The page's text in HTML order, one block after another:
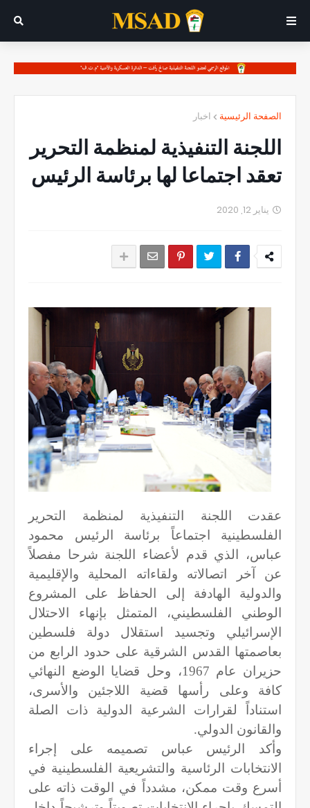
الصفحة الرئيسية اخبار
اللجنة التنفيذية لمنظمة التحرير
تعقد اجتماعا لها برئاسة الرئيس
يناير 12, 2020
عقدت اللجنة التنفيذية لمنظمة التحرير
الفلسطينية اجتماعاً برئاسة الرئيس محمود
عباس، الذي قدم لأعضاء اللجنة شرحا مفصلاً
عن آخر اتصالاته ولقاءاته المحلية والإقليمية
والدولية الهادفة إلى الحفاظ على المشروع
الوطني الفلسطيني، المتمثل بإنهاء الاحتلال
الإسرائيلي وتجسيد استقلال دولة فلسطين
بعاصمتها القدس الشرقية على حدود الرابع من
حزيران عام 1967، وحل قضايا الوضع النهائي
كافة وعلى رأسها قضية اللاجئين والأسرى،
استناداً لقرارات الشرعية الدولية ذات الصلة
والقانون الدولي.
وأكد الرئيس عباس تصميمه على إجراء
الانتخابات الرئاسية والتشريعية الفلسطينية في
أسرع وقت ممكن، مشدداً في الوقت ذاته على